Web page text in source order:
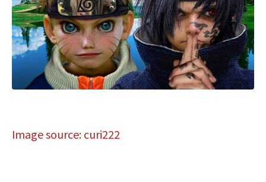
Image source: curi222